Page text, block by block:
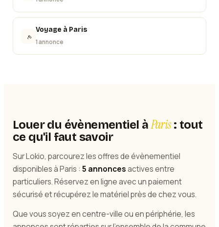
Voyage à Paris
1 annonce
Louer du évènementiel àParis: tout
ce qu'il faut savoir
Sur Lokio, parcourez les offres de évènementiel
disponibles à Paris : 5 annoncesactives entre
particuliers. Réservez en ligne avec un paiement
sécurisé et récupérez le matériel près de chez vous.
Que vous soyez en centre-ville ou en périphérie, les